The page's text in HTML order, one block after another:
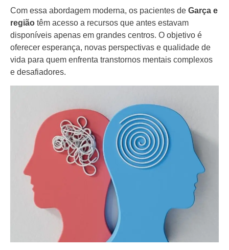
Com essa abordagem moderna, os pacientes de Garça e
região têm acesso a recursos que antes estavam
disponíveis apenas em grandes centros. O objetivo é
oferecer esperança, novas perspectivas e qualidade de
vida para quem enfrenta transtornos mentais complexos
e desafiadores.